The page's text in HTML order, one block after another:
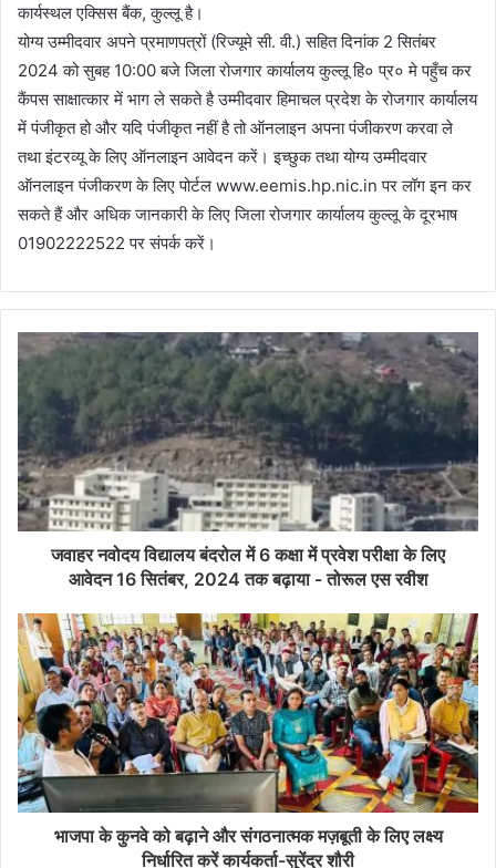
कार्यस्थल एक्सिस बैंक, कुल्लू है।
योग्य उम्मीदवार अपने प्रमाणपत्रों (रिज्यूमे सी. वी.) सहित दिनांक 2 सितंबर
2024 को सुबह 10:00 बजे जिला रोजगार कार्यालय कुल्लू हि० प्र० मे पहुँच कर
कैंपस साक्षात्कार में भाग ले सकते है उम्मीदवार हिमाचल प्रदेश के रोजगार कार्यालय
में पंजीकृत हो और यदि पंजीकृत नहीं है तो ऑनलाइन अपना पंजीकरण करवा ले
तथा इंटरव्यू के लिए ऑनलाइन आवेदन करें। इच्छुक तथा योग्य उम्मीदवार
ऑनलाइन पंजीकरण के लिए पोर्टल www.eemis.hp.nic.in पर लॉग इन कर
सकते हैं और अधिक जानकारी के लिए जिला रोजगार कार्यालय कुल्लू के दूरभाष
01902222522 पर संपर्क करें।
जवाहर नवोदय विद्यालय बंदरोल में 6 कक्षा में प्रवेश परीक्षा के लिए
आवेदन 16 सितंबर, 2024 तक बढ़ाया - तोरूल एस रवीश
भाजपा के कुनवे को बढ़ाने और संगठनात्मक मज़बूती के लिए लक्ष्य
निर्धारित करें कार्यकर्ता-सुरेंद्र शौरी